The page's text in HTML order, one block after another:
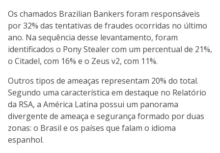
Os chamados Brazilian Bankers foram responsáveis
por 32% das tentativas de fraudes ocorridas no último
ano. Na sequência desse levantamento, foram
identificados o Pony Stealer com um percentual de 21%,
o Citadel, com 16% e o Zeus v2, com 11%.
Outros tipos de ameaças representam 20% do total.
Segundo uma característica em destaque no Relatório
da RSA, a América Latina possui um panorama
divergente de ameaça e segurança formado por duas
zonas: o Brasil e os países que falam o idioma
espanhol.